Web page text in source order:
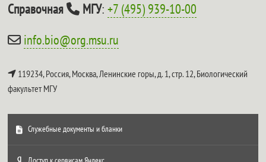
Справочная МГУ:+7 (495) 939-10-00
info.bio@org.msu.ru
119234, Россия, Москва, Ленинские горы, д. 1, стр. 12,Биологический
факультет МГУ
Служебные документы и бланки